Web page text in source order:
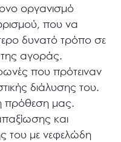
οργανισμό
που να
δυνατό τρόπο σε
της αγοράς.
που πρότειναν
διάλυσης του.
πρόθεση μας.
και
του με νεφελώδη